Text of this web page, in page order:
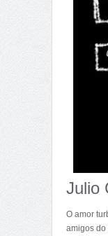
Julio
O amor
amigos do